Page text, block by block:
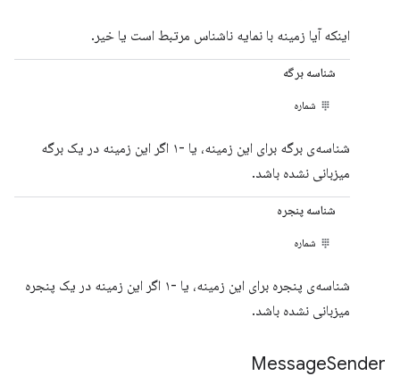
اینکه آیا زمینه با نمایه ناشناس مرتبط است یا خیر.
شناسه برگه
شماره
شناسه‌ی برگه برای این زمینه، یا -۱ اگر این زمینه در یک برگه
میزبانی نشده باشد.
شناسه پنجره
شماره
شناسه‌ی پنجره برای این زمینه، یا -۱ اگر این زمینه در یک پنجره
میزبانی نشده باشد.
MessageSender